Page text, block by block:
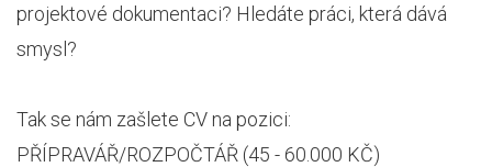
projektové dokumentaci? Hledáte práci, která dává
smysl?
Tak se nám zašlete CV na pozici:
PŘÍPRAVÁŘ/ROZPOČTÁŘ (45 - 60.000 KČ)